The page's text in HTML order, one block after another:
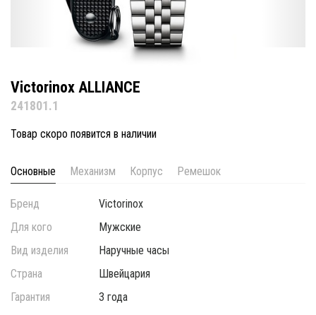
Victorinox ALLIANCE
241801.1
Товар скоро появится в наличии
Основные Механизм Корпус Ремешок
Бренд
Victorinox
Для кого
Мужские
Вид изделия
Наручные часы
Страна
Швейцария
Гарантия
3 года